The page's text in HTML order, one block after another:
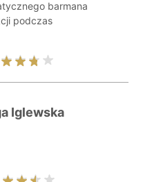
barmana
podczas
Iglewska